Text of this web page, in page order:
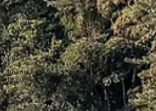
Bolívia
Gramado e
Canela
Roma
Europa
Inverno no
Brasil
Vale
Europeu